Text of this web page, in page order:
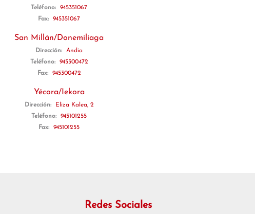
Teléfono:
945351067
Fax:
945351067
San Millán/Donemiliaga
Dirección:
Andia
Teléfono:
945300472
Fax:
945300472
Yécora/Iekora
Dirección:
Eliza Kalea, 2
Teléfono:
945101255
Fax:
945101255
Redes Sociales